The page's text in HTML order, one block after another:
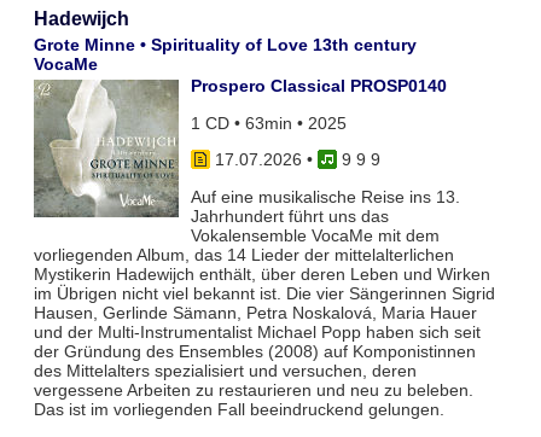
Hadewijch
Grote Minne • Spirituality of Love 13th century
VocaMe
Prospero Classical PROSP0140
1 CD • 63min • 2025
17.07.2026 •
9 9 9
Auf eine musikalische Reise ins 13.
Jahrhundert führt uns das
Vokalensemble VocaMe mit dem
vorliegenden Album, das 14 Lieder der mittelalterlichen
Mystikerin Hadewijch enthält, über deren Leben und Wirken
im Übrigen nicht viel bekannt ist. Die vier Sängerinnen Sigrid
Hausen, Gerlinde Sämann, Petra Noskalová, Maria Hauer
und der Multi-Instrumentalist Michael Popp haben sich seit
der Gründung des Ensembles (2008) auf Komponistinnen
des Mittelalters spezialisiert und versuchen, deren
vergessene Arbeiten zu restaurieren und neu zu beleben.
Das ist im vorliegenden Fall beeindruckend gelungen.